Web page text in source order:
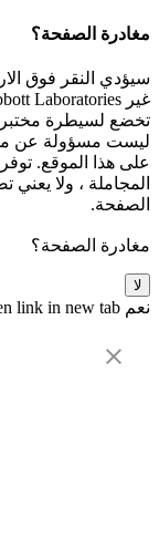
مغادرة الصفحة؟
سيؤدي النقر فوق
تخضع لسيطرة
ليست مسؤولة عن
على هذا الموقع.
المجاملة ، ولا
الصفحة.
مغادرة الصفحة؟
لا
نعم link in new tab